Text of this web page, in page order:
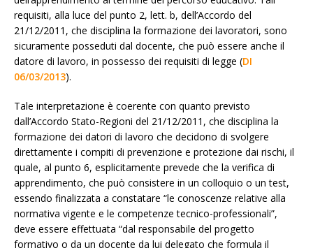
requisiti, alla luce del punto 2, lett. b, dell’Accordo del
21/12/2011, che disciplina la formazione dei lavoratori, sono
sicuramente posseduti dal docente, che può essere anche il
datore di lavoro, in possesso dei requisiti di legge (DI
06/03/2013).
Tale interpretazione è coerente con quanto previsto
dall’Accordo Stato-Regioni del 21/12/2011, che disciplina la
formazione dei datori di lavoro che decidono di svolgere
direttamente i compiti di prevenzione e protezione dai rischi, il
quale, al punto 6, esplicitamente prevede che la verifica di
apprendimento, che può consistere in un colloquio o un test,
essendo finalizzata a constatare “le conoscenze relative alla
normativa vigente e le competenze tecnico-professionali”,
deve essere effettuata “dal responsabile del progetto
formativo o da un docente da lui delegato che formula il